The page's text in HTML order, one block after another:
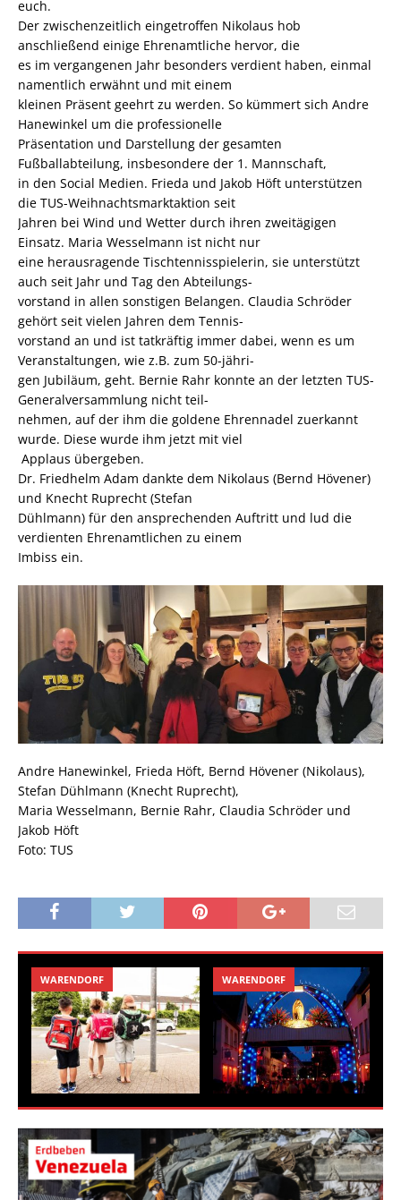
euch.
Der zwischenzeitlich eingetroffen Nikolaus hob
anschließend einige Ehrenamtliche hervor, die
es im vergangenen Jahr besonders verdient haben, einmal
namentlich erwähnt und mit einem
kleinen Präsent geehrt zu werden. So kümmert sich Andre
Hanewinkel um die professionelle
Präsentation und Darstellung der gesamten
Fußballabteilung, insbesondere der 1. Mannschaft,
in den Social Medien. Frieda und Jakob Höft unterstützen
die TUS-Weihnachtsmarktaktion seit
Jahren bei Wind und Wetter durch ihren zweitägigen
Einsatz. Maria Wesselmann ist nicht nur
eine herausragende Tischtennisspielerin, sie unterstützt
auch seit Jahr und Tag den Abteilungs-
vorstand in allen sonstigen Belangen. Claudia Schröder
gehört seit vielen Jahren dem Tennis-
vorstand an und ist tatkräftig immer dabei, wenn es um
Veranstaltungen, wie z.B. zum 50-jähri-
gen Jubiläum, geht. Bernie Rahr konnte an der letzten TUS-
Generalversammlung nicht teil-
nehmen, auf der ihm die goldene Ehrennadel zuerkannt
wurde. Diese wurde ihm jetzt mit viel
Applaus übergeben.
Dr. Friedhelm Adam dankte dem Nikolaus (Bernd Hövener)
und Knecht Ruprecht (Stefan
Dühlmann) für den ansprechenden Auftritt und lud die
verdienten Ehrenamtlichen zu einem
Imbiss ein.
Andre Hanewinkel, Frieda Höft, Bernd Hövener (Nikolaus),
Stefan Dühlmann (Knecht Ruprecht),
Maria Wesselmann, Bernie Rahr, Claudia Schröder und
Jakob Höft
Foto: TUS
WARENDORF WARENDORF